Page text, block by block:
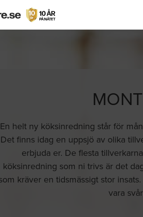
En helt ny köksinredning står för
Det finns idag en uppsjö av olika
erbjuda er. De flesta
köksinredning som ni trivs är det
kräver en tidsmässigt stor
vara